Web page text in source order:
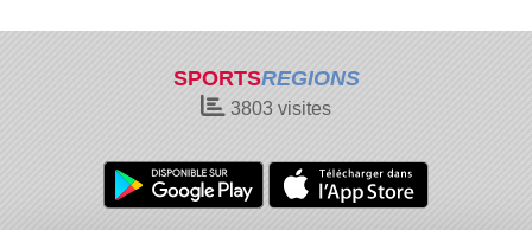
SPORTSREGIONS
3803 visites